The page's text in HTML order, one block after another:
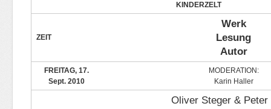
KINDERZELT
ZEIT
Werk
Lesung
Autor
FREITAG, 17.
Sept. 2010
MODERATION:
Karin Haller
Oliver Steger & Peter